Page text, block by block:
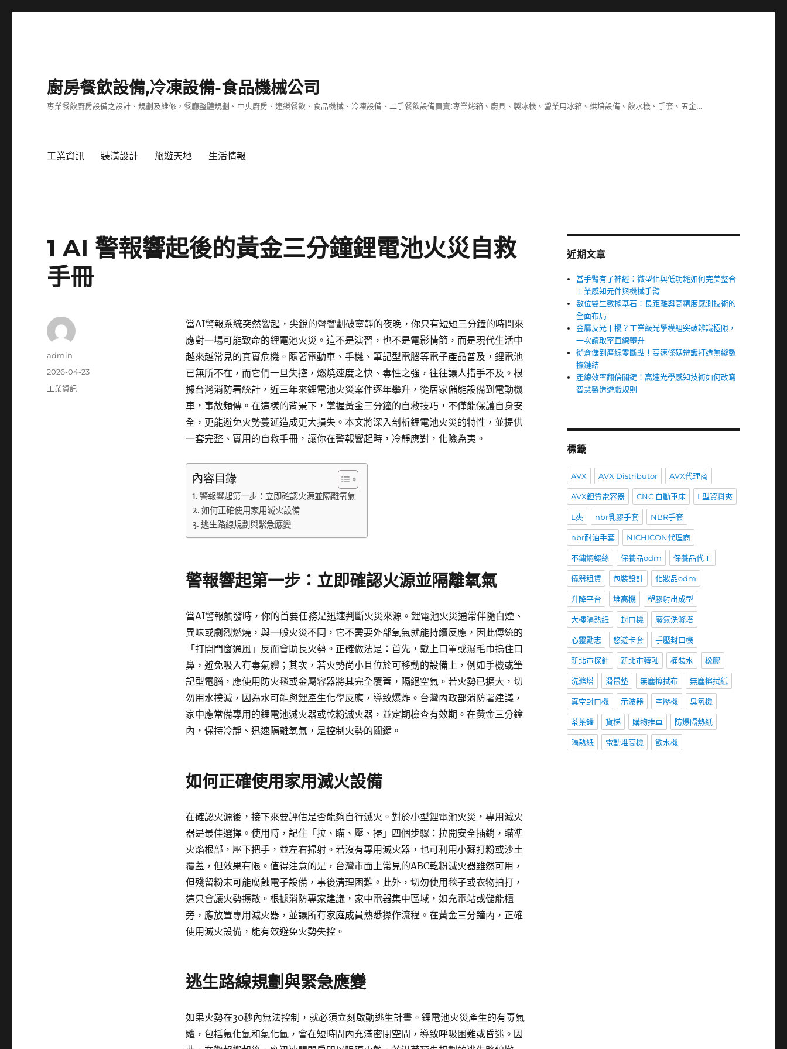
廚房餐飲設備,冷凍設備-食品機械公司
專業餐飲廚房設備之設計、規劃及維修，餐廳整體規劃、中央廚房、連鎖餐飲、食品機械、冷凍設備、二手餐飲設備買賣:專業烤箱、廚具、製冰機、營業用冰箱、烘培設備、飲水機、手套、五金…
工業資訊 裝潢設計 旅遊天地 生活情報
1 AI 警報響起後的黃金三分鐘鋰電池火災自救
手冊
當AI警報系統突然響起，尖銳的聲響劃破寧靜的夜晚，你只有短短三分鐘的時間來
應對一場可能致命的鋰電池火災。這不是演習，也不是電影情節，而是現代生活中
越來越常見的真實危機。隨著電動車、手機、筆記型電腦等電子產品普及，鋰電池
已無所不在，而它們一旦失控，燃燒速度之快、毒性之強，往往讓人措手不及。根
據台灣消防署統計，近三年來鋰電池火災案件逐年攀升，從居家儲能設備到電動機
車，事故頻傳。在這樣的背景下，掌握黃金三分鐘的自救技巧，不僅能保護自身安
全，更能避免火勢蔓延造成更大損失。本文將深入剖析鋰電池火災的特性，並提供
一套完整、實用的自救手冊，讓你在警報響起時，冷靜應對，化險為夷。
內容目錄
警報響起第一步：立即確認火源並隔離氧氣
如何正確使用家用滅火設備
逃生路線規劃與緊急應變
警報響起第一步：立即確認火源並隔離氧氣
當AI警報觸發時，你的首要任務是迅速判斷火災來源。鋰電池火災通常伴隨白煙、
異味或劇烈燃燒，與一般火災不同，它不需要外部氧氣就能持續反應，因此傳統的
「打開門窗通風」反而會助長火勢。正確做法是：首先，戴上口罩或濕毛巾摀住口
鼻，避免吸入有毒氣體；其次，若火勢尚小且位於可移動的設備上，例如手機或筆
記型電腦，應使用防火毯或金屬容器將其完全覆蓋，隔絕空氣。若火勢已擴大，切
勿用水撲滅，因為水可能與鋰產生化學反應，導致爆炸。台灣內政部消防署建議，
家中應常備專用的鋰電池滅火器或乾粉滅火器，並定期檢查有效期。在黃金三分鐘
內，保持冷靜、迅速隔離氧氣，是控制火勢的關鍵。
如何正確使用家用滅火設備
在確認火源後，接下來要評估是否能夠自行滅火。對於小型鋰電池火災，專用滅火
器是最佳選擇。使用時，記住「拉、瞄、壓、掃」四個步驟：拉開安全插銷，瞄準
火焰根部，壓下把手，並左右掃射。若沒有專用滅火器，也可利用小蘇打粉或沙土
覆蓋，但效果有限。值得注意的是，台灣市面上常見的ABC乾粉滅火器雖然可用，
但殘留粉末可能腐蝕電子設備，事後清理困難。此外，切勿使用毯子或衣物拍打，
這只會讓火勢擴散。根據消防專家建議，家中電器集中區域，如充電站或儲能櫃
旁，應放置專用滅火器，並讓所有家庭成員熟悉操作流程。在黃金三分鐘內，正確
使用滅火設備，能有效避免火勢失控。
逃生路線規劃與緊急應變
如果火勢在30秒內無法控制，就必須立刻啟動逃生計畫。鋰電池火災產生的有毒氣
體，包括氟化氫和氯化氫，會在短時間內充滿密閉空間，導致呼吸困難或昏迷。因
作
admin
發
2026-04-23
分
工業資訊
近期文章
當手臂有了神經：微型化與低功耗如何完美整合
工業感知元件與機械手臂
數位雙生數據基石：長距離與高精度感測技術的
全面布局
金屬反光干擾？工業級光學模組突破辨識極限，
一次讀取率直線攀升
從倉儲到產線零斷點！高速條碼辨識打造無縫數
據鏈結
產線效率翻倍關鍵！高速光學感知技術如何改寫
智慧製造遊戲規則
標籤
AVX AVX Distributor AVX代理商
AVX鉭質電容器 CNC 自動車床 L型資料夾
L夾 nbr乳膠手套 NBR手套
nbr耐油手套 NICHICON代理商
不鏽鋼螺絲 保養品odm 保養品代工
儀器租賃 包裝設計 化妝品odm
升降平台 堆高機 塑膠射出成型
大樓隔熱紙 封口機 廢氣洗滌塔
心靈勵志 悠遊卡套 手壓封口機
新北市探針 新北市轉軸 桶裝水 橡膠
洗滌塔 滑鼠墊 無塵擦拭布 無塵擦拭紙
真空封口機 示波器 空壓機 臭氧機
茶葉罐 貨梯 購物推車 防爆隔熱紙
隔熱紙 電動堆高機 飲水機